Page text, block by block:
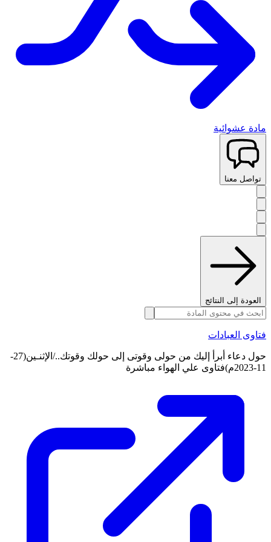
مادة عشوائية
تواصل معنا
العودة إلى النتائج
فتاوى العبادات
حول دعاء أبرأ إليك من حولى وقوتى إلى حولك وقوتك../الإثنـين(27-
11-2023م)فتاوى علي الهواء مباشرة